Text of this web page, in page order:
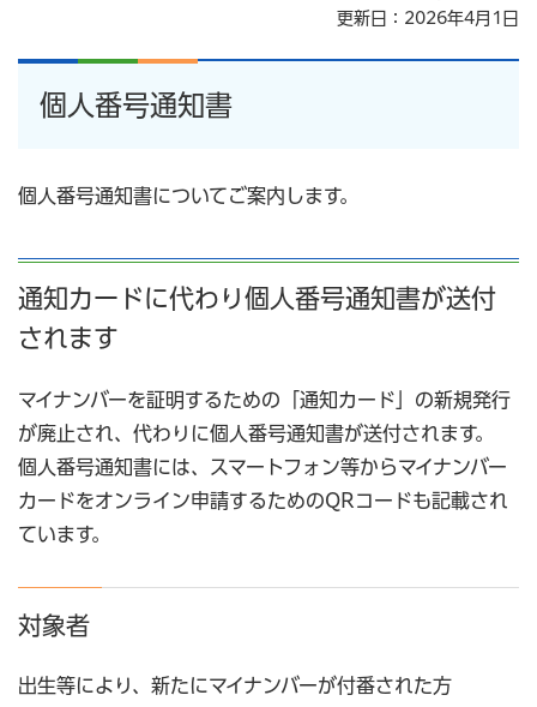
更新日：2026年4月1日
個人番号通知書
個人番号通知書についてご案内します。
通知カードに代わり個人番号通知書が送付
されます
マイナンバーを証明するための「通知カード」の新規発行
が廃止され、代わりに個人番号通知書が送付されます。
個人番号通知書には、スマートフォン等からマイナンバー
カードをオンライン申請するためのQRコードも記載され
ています。
対象者
出生等により、新たにマイナンバーが付番された方